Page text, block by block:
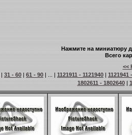
Нажмите на миниатюру
Всего
<<
| 31 - 60 | 61 - 90 | ... | 1121911 - 1121940 | 1121941
1802611 - 1802640|